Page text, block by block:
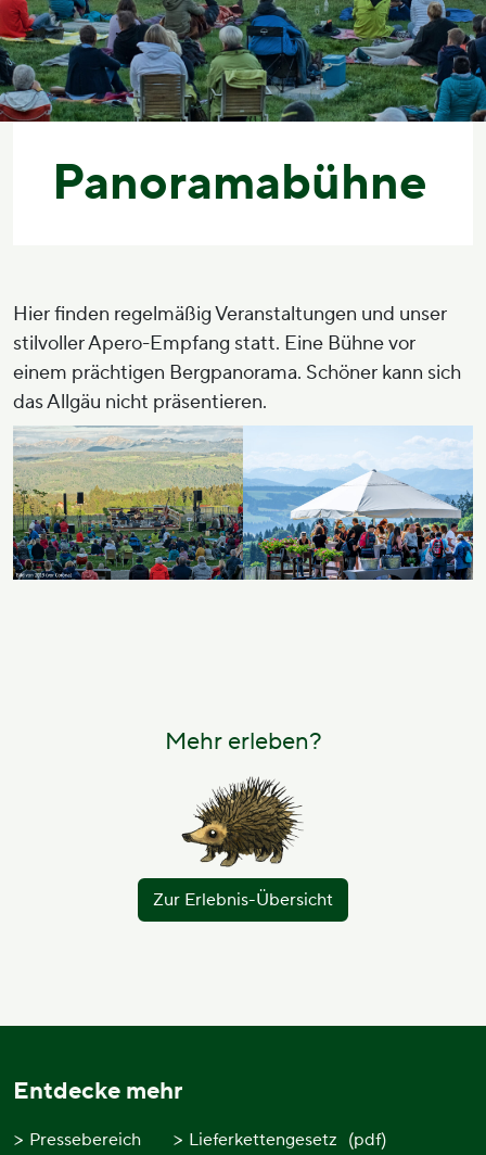
Panoramabühne
Hier finden regelmäßig Veranstaltungen und unser
stilvoller Apero-Empfang statt. Eine Bühne vor
einem prächtigen Bergpanorama. Schöner kann sich
das Allgäu nicht präsentieren.
Mehr erleben?
Zur Erlebnis-Übersicht
Entdecke mehr
Pressebereich
Lieferkettengesetz (pdf)